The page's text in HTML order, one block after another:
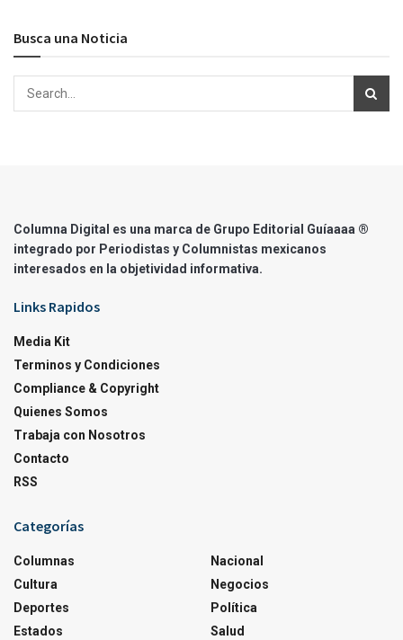
Busca una Noticia
Columna Digital es una marca de Grupo Editorial Guíaaaa ®
integrado por Periodistas y Columnistas mexicanos
interesados en la objetividad informativa.
Links Rapidos
Media Kit
Terminos y Condiciones
Compliance & Copyright
Quienes Somos
Trabaja con Nosotros
Contacto
RSS
Categorías
Columnas
Cultura
Deportes
Estados
Nacional
Negocios
Política
Salud